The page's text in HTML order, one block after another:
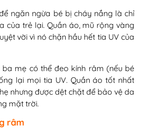
ngăn ngừa bé bị cháy nắng là chỉ
của trẻ lại. Quần áo, mũ rộng vàng
vời vì nó chặn hầu hết tia UV của
ba mẹ có thể đeo kính râm (nếu bé
lại mọi tia UV. Quần áo tốt nhất
nhưng được dệt chặt để bảo vệ da
mặt trời.
râm